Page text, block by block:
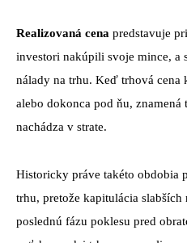
Realizovaná cena predstavuje
investori nakúpili svoje mince, a
nálady na trhu. Keď trhová cena
alebo dokonca pod ňu,
nachádza v strate.
Historicky práve takéto obdobia
trhu, pretože kapitulácia
poslednú fázu poklesu pred